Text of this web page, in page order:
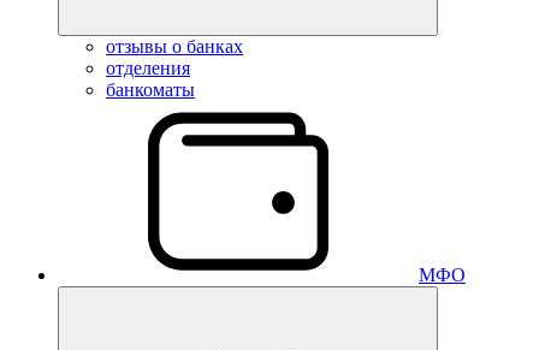
отзывы о банках
отделения
банкоматы
МФО